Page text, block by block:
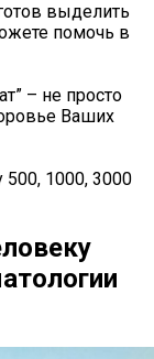
выделить
помочь в
– не просто
Ваших
1000, 3000